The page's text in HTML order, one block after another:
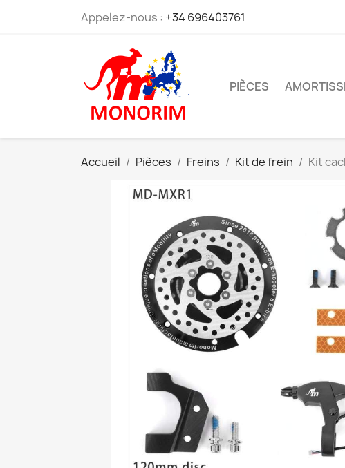
Appelez-nous : +34 696403761
PIÈCES
Accueil Pièces Freins Kit de frein Kit